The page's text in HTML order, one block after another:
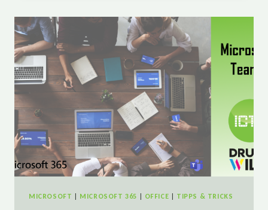
BACKUP
DER
UNTERNEHMENSSICHERHEIT
MICROSOFT MICROSOFT 365 OFFICE TIPPS & TRICKS